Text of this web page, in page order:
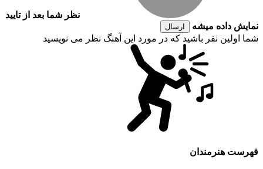
نظر شما بعد از تایید
نمایش داده میشه
ارسال
شما اولین نفر باشید که در مورد این آهنگ نظر می نویسید
فهرست هنرمندان